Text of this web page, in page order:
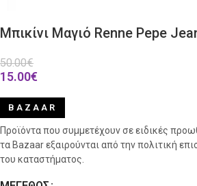
Μπικίνι Μαγιό Renne Pepe
50.00€
15.00€
BAZAAR
Προϊόντα που συμμετέχουν σε ειδικές
τα Bazaar εξαιρούνται από την πολιτική
του καταστήματος.